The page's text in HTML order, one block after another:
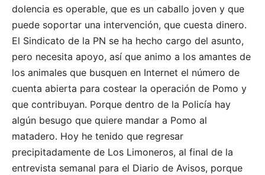
dolencia es operable, que es un caballo joven y que
puede soportar una intervención, que cuesta dinero.
El Sindicato de la PN se ha hecho cargo del asunto,
pero necesita apoyo, así que animo a los amantes de
los animales que busquen en Internet el número de
cuenta abierta para costear la operación de Pomo y
que contribuyan. Porque dentro de la Policía hay
algún besugo que quiere mandar a Pomo al
matadero. Hoy he tenido que regresar
precipitadamente de Los Limoneros, al final de la
entrevista semanal para el Diario de Avisos, porque